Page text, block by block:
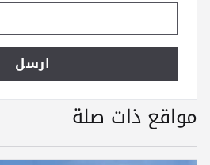
ارسل
مواقع ذات صلة